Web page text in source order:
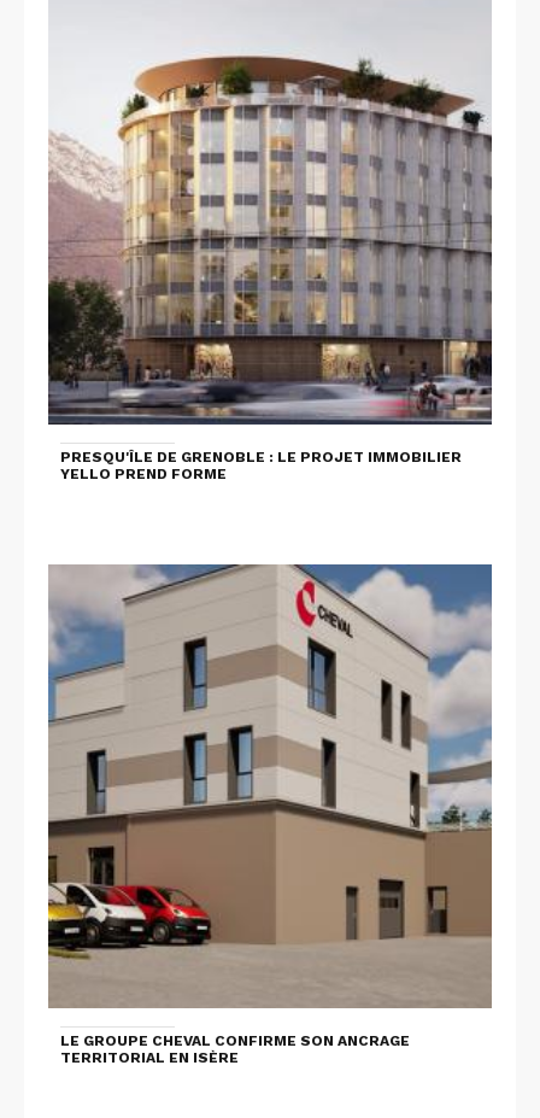
PRESQU'ÎLE DE GRENOBLE : LE PROJET IMMOBILIER
YELLO PREND FORME
LE GROUPE CHEVAL CONFIRME SON ANCRAGE
TERRITORIAL EN ISÈRE